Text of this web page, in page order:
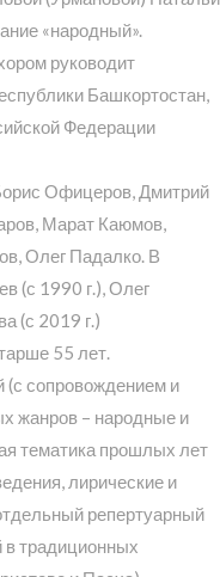
«народный».
руководит
Башкортостан,
Федерации
Офицеров, Дмитрий
Марат Каюмов,
Олег Падалко. В
(с 1990 г.), Олег
(с 2019 г.)
55 лет.
(с сопровождением и
жанров – народные и
тематика прошлых лет
лирические и
репертуарный
в традиционных